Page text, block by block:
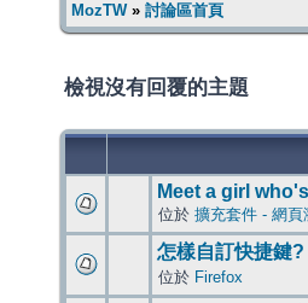
MozTW» 討論區首頁
檢視沒有回覆的主題
Meet a girl
位於 擴充套件 - 網頁
怎樣自訂快捷鍵
位於 Firefox